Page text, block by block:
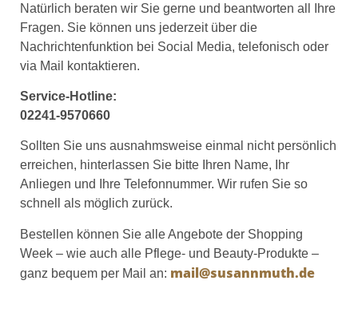
Natürlich beraten wir Sie gerne und beantworten all Ihre
Fragen. Sie können uns jederzeit über die
Nachrichtenfunktion bei Social Media, telefonisch oder
via Mail kontaktieren.
Service-Hotline:
02241-9570660
Sollten Sie uns ausnahmsweise einmal nicht persönlich
erreichen, hinterlassen Sie bitte Ihren Name, Ihr
Anliegen und Ihre Telefonnummer. Wir rufen Sie so
schnell als möglich zurück.
Bestellen können Sie alle Angebote der Shopping
Week – wie auch alle Pflege- und Beauty-Produkte –
ganz bequem per Mail an: mail@susannmuth.de